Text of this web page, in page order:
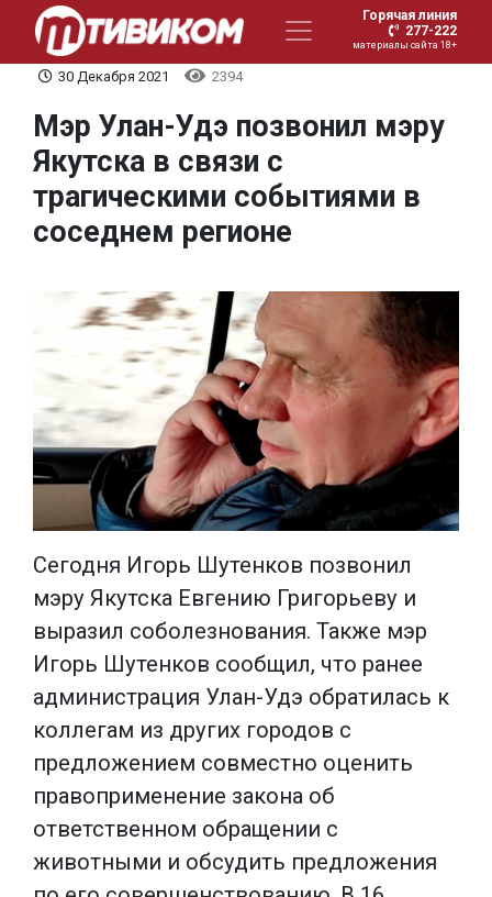
Горячая линия
277-222
материалы сайта 18+
30 Декабря 2021 2394
Мэр Улан-Удэ позвонил мэру
Якутска в связи с
трагическими событиями в
соседнем регионе
Сегодня Игорь Шутенков позвонил
мэру Якутска Евгению Григорьеву и
выразил соболезнования. Также мэр
Игорь Шутенков сообщил, что ранее
администрация Улан-Удэ обратилась к
коллегам из других городов с
предложением совместно оценить
правоприменение закона об
ответственном обращении с
животными и обсудить предложения